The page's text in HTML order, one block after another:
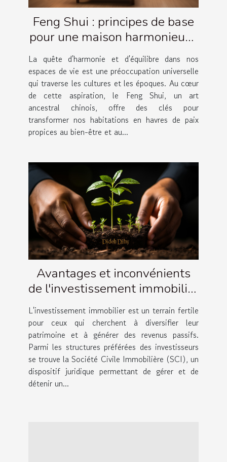
Feng Shui : principes de base
pour une maison harmonieuse
et équilibrée
La quête d'harmonie et d'équilibre dans nos
espaces de vie est une préoccupation universelle
qui traverse les cultures et les époques. Au cœur
de cette aspiration, le Feng Shui, un art
ancestral chinois, offre des clés pour
transformer nos habitations en havres de paix
propices au bien-être et au...
Avantages et inconvénients
de l'investissement immobilier
via une SCI
L'investissement immobilier est un terrain fertile
pour ceux qui cherchent à diversifier leur
patrimoine et à générer des revenus passifs.
Parmi les structures préférées des investisseurs
se trouve la Société Civile Immobilière (SCI), un
dispositif juridique permettant de gérer et de
détenir un...